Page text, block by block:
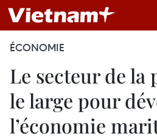
ÉCONOMIE
Le secteur de la
le large pour
l’économie